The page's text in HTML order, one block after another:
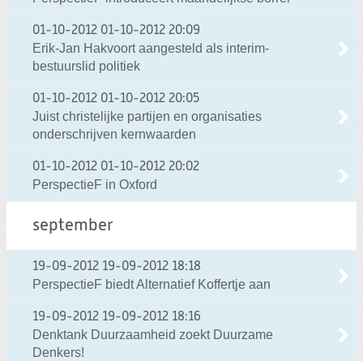
01-10-2012 01-10-2012 20:09
Erik-Jan Hakvoort aangesteld als interim-
bestuurslid politiek
01-10-2012 01-10-2012 20:05
Juist christelijke partijen en organisaties
onderschrijven kernwaarden
01-10-2012 01-10-2012 20:02
PerspectieF in Oxford
september
19-09-2012 19-09-2012 18:18
PerspectieF biedt Alternatief Koffertje aan
19-09-2012 19-09-2012 18:16
Denktank Duurzaamheid zoekt Duurzame
Denkers!